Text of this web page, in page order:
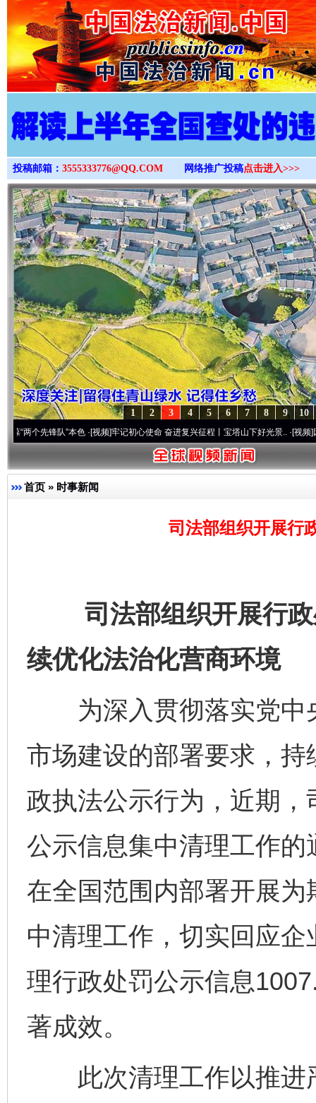
>
投稿邮箱： 3555333776@QQ.COM 网络推广投稿点击进入>>>
10
9
8
7
6
5
4
3
2
1
锋队”本色·[视频]牢记初心使命 奋进复兴征程丨宝塔山下好光景..·[视频]因党而生
首页 » 时事新闻
司法部组织开展行
司法部组织开展行政
续优化法治化营商环境
为深入贯彻落实党中
市场建设的部署要求，
政执法公示行为，近期
公示信息集中清理工作
在全国范围内部署开展
中清理工作，切实回应
理行政处罚公示信息
著成效。
此次清理工作以推进